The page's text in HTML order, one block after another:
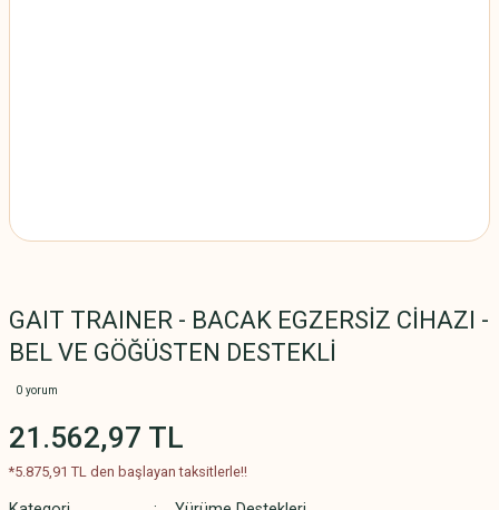
GAIT TRAINER - BACAK EGZERSİZ CİHAZI -
BEL VE GÖĞÜSTEN DESTEKLİ
0 yorum
21.562,97 TL
*5.875,91 TL den başlayan taksitlerle!!